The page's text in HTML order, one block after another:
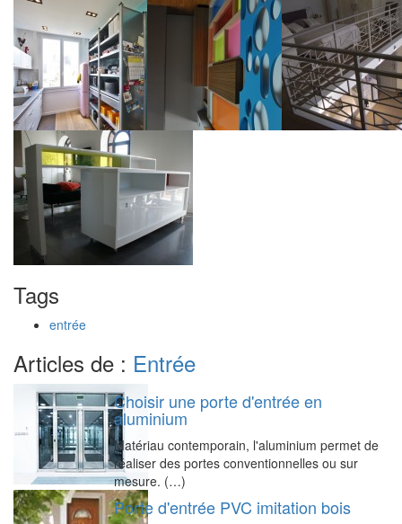
Tags
entrée
Articles de : Entrée
Choisir une porte d'entrée en
aluminium
Matériau contemporain, l'aluminium permet de
réaliser des portes conventionnelles ou sur
mesure. (…)
Porte d'entrée PVC imitation bois